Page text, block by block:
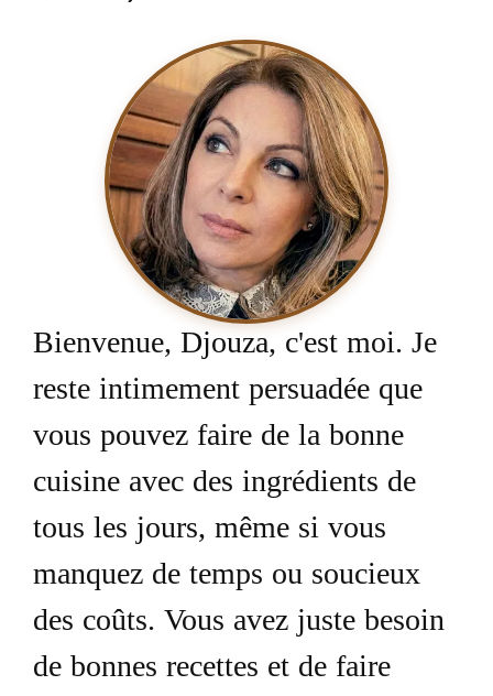
Bienvenue, Djouza, c'est moi. Je
reste intimement persuadée que
vous pouvez faire de la bonne
cuisine avec des ingrédients de
tous les jours, même si vous
manquez de temps ou soucieux
des coûts. Vous avez juste besoin
de bonnes recettes et de faire